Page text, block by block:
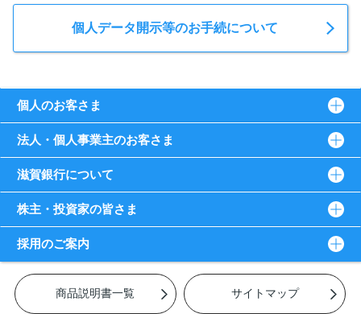
個人データ開示等のお手続について
個人のお客さま
法人・個人事業主のお客さま
滋賀銀行について
株主・投資家の皆さま
採用のご案内
商品説明書一覧 サイトマップ